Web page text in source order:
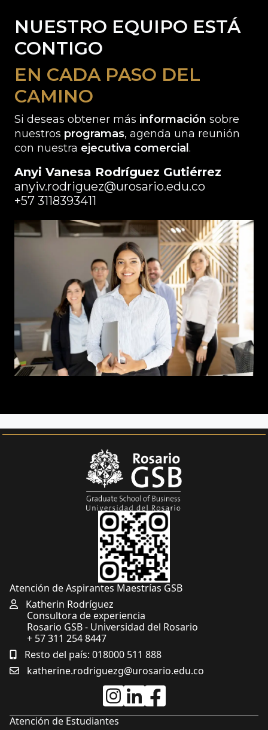
NUESTRO EQUIPO ESTÁ
CONTIGO
EN CADA PASO DEL
CAMINO
Si deseas obtener más información sobre
nuestros programas, agenda una reunión
con nuestra ejecutiva comercial.
Anyi Vanesa Rodríguez Gutiérrez
anyiv.rodriguez@urosario.edu.co
+57 3118393411
Atención de Aspirantes Maestrías GSB
Katherin Rodríguez
Consultora de experiencia
Rosario GSB - Universidad del Rosario
+ 57 311 254 8447
Resto del país: 018000 511 888
katherine.rodriguezg@urosario.edu.co
Atención de Estudiantes